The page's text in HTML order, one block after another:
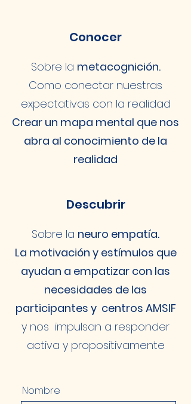
Conocer
Sobre la metacognición.
Como conectar nuestras
expectativas con la realidad
Crear un mapa mental que nos
abra al conocimiento de la
realidad
Descubrir
Sobre la neuro empatía.
La motivación y estímulos que
ayudan a empatizar con las
necesidades de las
participantes y centros AMSIF
y nos impulsan a responder
activa y propositivamente
Nombre